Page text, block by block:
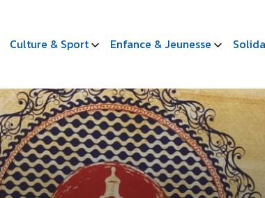
Culture & Sport Enfance & Jeunesse